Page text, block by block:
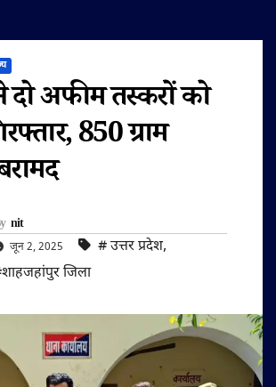
अफीम तस्करों को
850 ग्राम
nit
जून 2, 2025 #‌ उत्तर प्रदेश,
जिला